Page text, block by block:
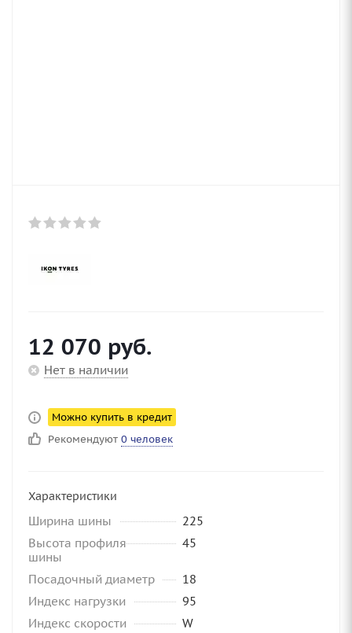
12 070 руб.
Нет в наличии
Можно купить в кредит
Рекомендуют 0 человек
Характеристики
Ширина шины
225
Высота профиля
шины
45
Посадочный диаметр
18
Индекс нагрузки
95
Индекс скорости
W